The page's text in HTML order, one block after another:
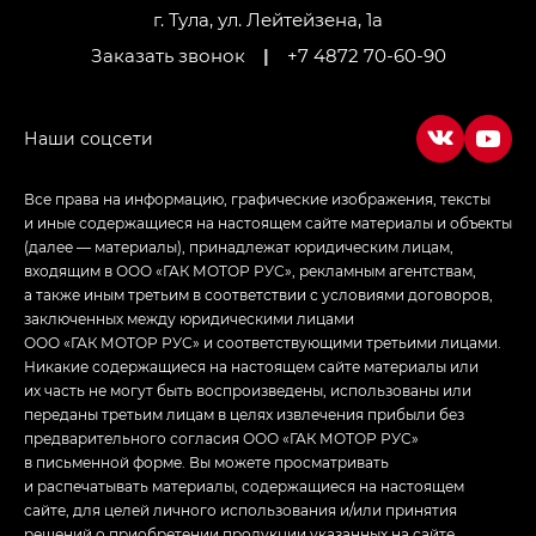
Empow — Эмпау (Empow) в комплектации
г. Тула, ул. Лейтейзена, 1а
Заказать звонок
| +7 4872 70-60-90
Все права на информацию, графические изображения, тексты
и иные содержащиеся на настоящем сайте материалы и объекты
(далее — материалы), принадлежат юридическим лицам,
входящим в ООО «ГАК МОТОР РУС», рекламным агентствам,
а также иным третьим в соответствии с условиями договоров,
заключенных между юридическими лицами
ООО «ГАК МОТОР РУС» и соответствующими третьими лицами.
Никакие содержащиеся на настоящем сайте материалы или
их часть не могут быть воспроизведены, использованы или
переданы третьим лицам в целях извлечения прибыли без
предварительного согласия ООО «ГАК МОТОР РУС»
в письменной форме. Вы можете просматривать
и распечатывать материалы, содержащиеся на настоящем
сайте, для целей личного использования и/или принятия